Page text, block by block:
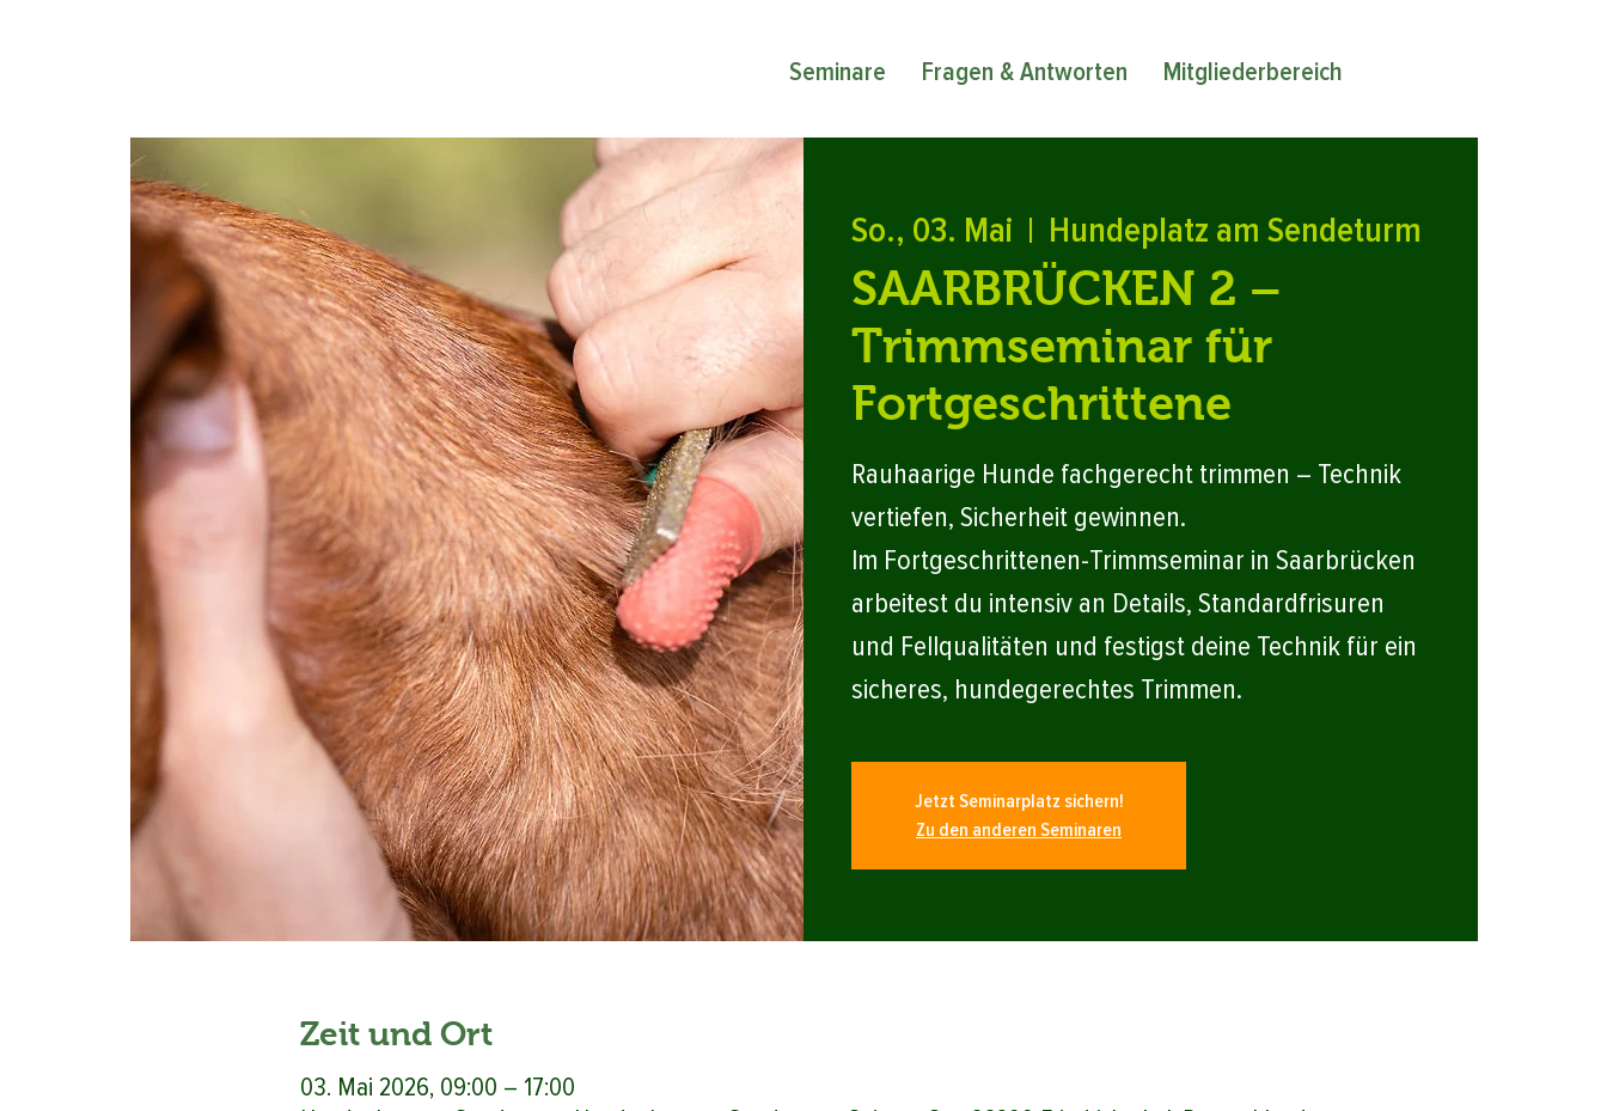
Seminare Fragen & Antworten Mitgliederbereich
So., 03. Mai Hundeplatz am Sendeturm
SAARBRÜCKEN 2 –
Trimmseminar für
Fortgeschrittene
Rauhaarige Hunde fachgerecht trimmen – Technik
vertiefen, Sicherheit gewinnen.
Im Fortgeschrittenen-Trimmseminar in Saarbrücken
arbeitest du intensiv an Details, Standardfrisuren
und Fellqualitäten und festigst deine Technik für ein
sicheres, hundegerechtes Trimmen.
Jetzt Seminarplatz sichern!
Zu den anderen Seminaren
Zeit und Ort
03. Mai 2026, 09:00 – 17:00